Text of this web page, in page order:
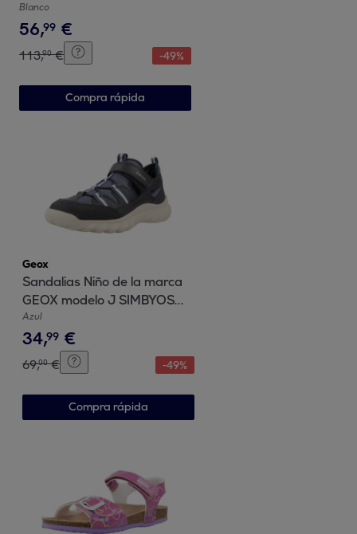
SKYELY BLANCO
Blanco
56,99 €
113,90 € -49%
Compra rápida
Geox
Sandalias Niño de la marca
GEOX modelo J SIMBYOS
BOY AZUL
Azul
34,99 €
69,00 € -49%
Compra rápida